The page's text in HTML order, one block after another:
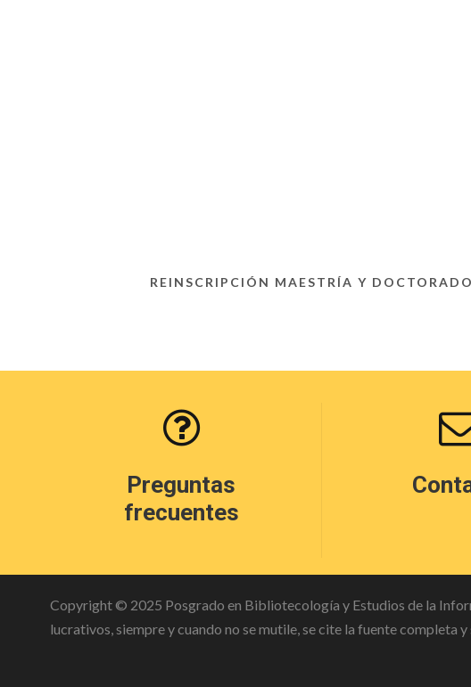
REINSCRIPCIÓN MAESTRÍA Y DOCTORADO
Preguntas
frecuentes
Copyright © 2025 Posgrado en Bibliotecología y Estudios de la
lucrativos, siempre y cuando no se mutile, se cite la fuente